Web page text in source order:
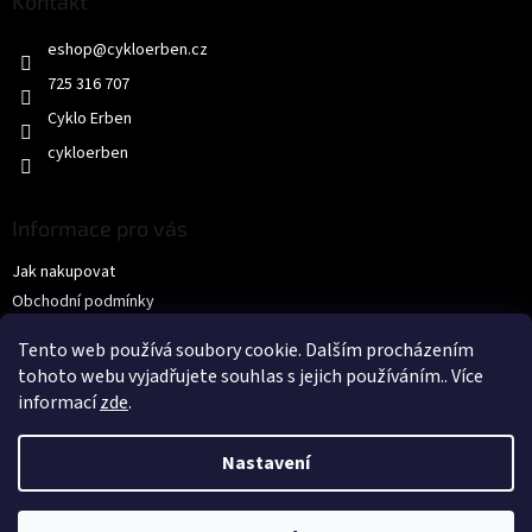
Tento web používá soubory cookie. Dalším procházením
tohoto webu vyjadřujete souhlas s jejich používáním.. Více
informacízde.
Nastavení
eshop@cykloerben.cz
725 316 707
Cyklo Erben
cykloerben
Informace pro vás
Jak nakupovat
Obchodní podmínky
KONTAKTY